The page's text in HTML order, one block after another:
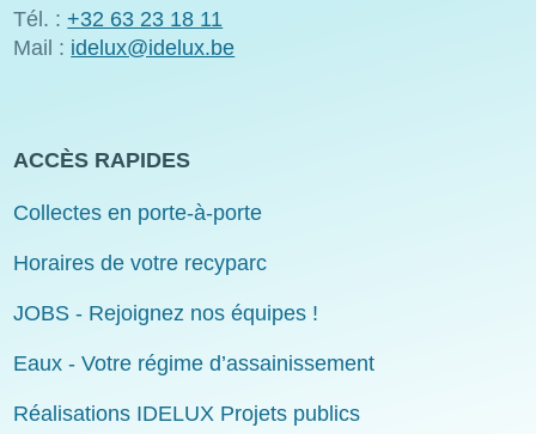
Tél. : +32 63 23 18 11
Mail : idelux@idelux.be
ACCÈS RAPIDES
Collectes en porte-à-porte
Horaires de votre recyparc
JOBS - Rejoignez nos équipes !
Eaux - Votre régime d’assainissement
Réalisations IDELUX Projets publics